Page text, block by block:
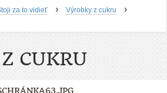
za to vidieť › Výrobky z cukru ›
CUKRU